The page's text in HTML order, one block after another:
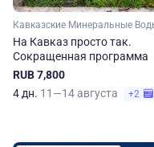
На Кавказ просто так.
Сокращенная программа
RUB 7,800
4 дн. 11—14 августа +2